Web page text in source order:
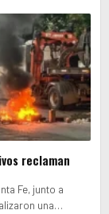
reclaman
Fe, junto a
una